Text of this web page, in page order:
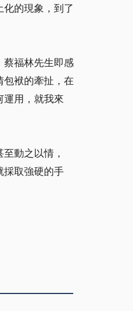
的現象，到了
蔡福林先生即感
包袱的牽扯，在
運用，就我來
動之以情，
採取強硬的手